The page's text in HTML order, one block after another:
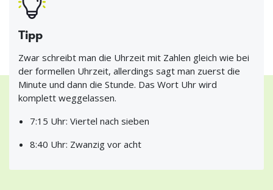
Tipp
Zwar schreibt man die Uhrzeit mit Zahlen gleich wie bei
der formellen Uhrzeit, allerdings sagt man zuerst die
Minute und dann die Stunde. Das Wort Uhr wird
komplett weggelassen.
7:15 Uhr: Viertel nach sieben
8:40 Uhr: Zwanzig vor acht